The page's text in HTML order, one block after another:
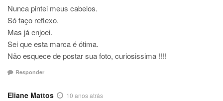
Nunca pintei meus cabelos.
Só faço reflexo.
Mas já enjoei.
Sei que esta marca é ótima.
Não esquece de postar sua foto, curiosissima !!!!
Responder
Eliane Mattos 10 anos atrás